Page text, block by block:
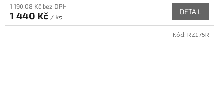
1 190,08 Kč bez DPH
1 440 Kč / ks
DETAIL
Kód: RZ175R